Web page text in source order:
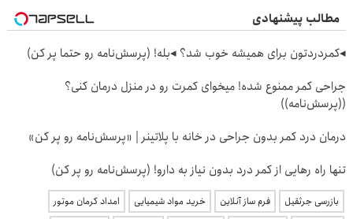
مطالب پیشنهادی
◂کمردردتون برای همیشه خوب شد؟ ◂بله! (پرسش‌نامه رو حتما پر کن)
جراحی کمر ممنوع شده! میخوای کمرت رو در منزل درمان کنی؟
((پرسش‌نامه))
درمان درد کمر بدون جراحی در خانه با پلاتینر | «پرسش‌نامه رو پر کن»
تنها راه رهایی از کمر درد بدون نیاز به دارو! (پرسش‌نامه رو پر کن)
بازرسی جرثقیل فرم ساز آنلاین خرید مواد شیمیایی امداد کرمان موتور